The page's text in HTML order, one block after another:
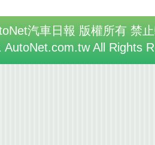
汽車日報 版權所有 禁
All Rights